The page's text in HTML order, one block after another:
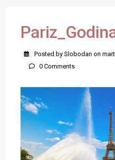
Posted by Slobodan on
0 Comments